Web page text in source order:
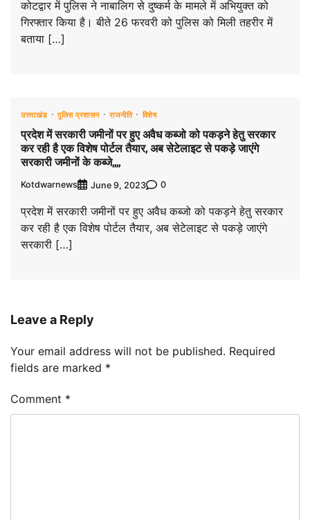
कोटद्वार में पुलिस ने नाबालिग से दुष्कर्म के मामले में अभियुक्त को
गिरफ्तार किया है। बीते 26 फरवरी को पुलिस को मिली तहरीर में
बताया […]
उत्तराखंड पुलिस प्रशासन राजनीति विशेष
प्रदेश में सरकारी जमीनों पर हुए अवैध कब्जो को पकड़ने हेतु सरकार
कर रही है एक विशेष पोर्टल तैयार, अब सेटेलाइट से पकड़े जाएंगे
सरकारी जमीनों के कब्जे,,,,
Kotdwarnews June 9, 2023 0
प्रदेश में सरकारी जमीनों पर हुए अवैध कब्जो को पकड़ने हेतु सरकार
कर रही है एक विशेष पोर्टल तैयार, अब सेटेलाइट से पकड़े जाएंगे
सरकारी […]
Leave a Reply
Your email address will not be published. Required
fields are marked *
Comment *